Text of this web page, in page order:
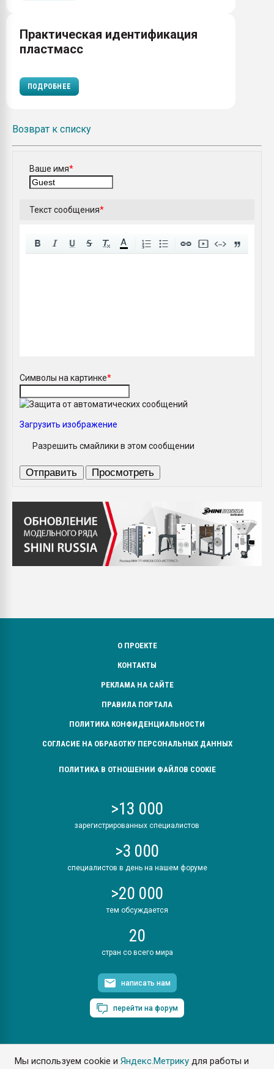
Мы используем cookie иЯндекс.Метрику для работы и
Практическая идентификация
пластмасс
ПОДРОБНЕЕ
Возврат к списку
Ваше имя*
Текст сообщения*
A
Символы на картинке*
Загрузить изображение
Разрешить смайлики в этом сообщении
О ПРОЕКТЕ
КОНТАКТЫ
РЕКЛАМА НА САЙТЕ
ПРАВИЛА ПОРТАЛА
ПОЛИТИКА КОНФИДЕНЦИАЛЬНОСТИ
СОГЛАСИЕ НА ОБРАБОТКУ ПЕРСОНАЛЬНЫХ ДАННЫХ
ПОЛИТИКА В ОТНОШЕНИИ ФАЙЛОВ COOKIE
>13 000
зарегистрированных специалистов
>3 000
специалистов в день на нашем форуме
>20 000
тем обсуждается
20
стран со всего мира
написать нам
перейти на форум
ПластЭксперт © 2006. Все права защищены